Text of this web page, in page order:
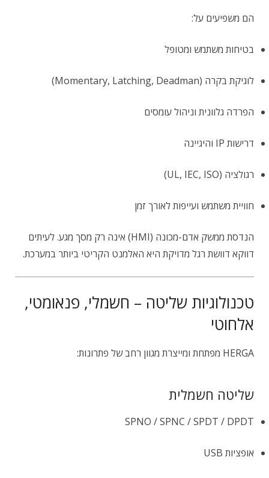
הם משפיעים על:
בטיחות משתמש ומטופל
לוגיקת בקרה (Momentary, Latching, Deadman)
הפרדה גלוונית וניהול עומסים
דרישות IP והיגיינה
רגולציה (UL, IEC, ISO)
חוויית משתמש ועייפות לאורך זמן
הנדסת ממשק אדם-מכונה (HMI) אינה רק מסך מגע. לעיתים
דווקא דוושת רגל מדויקת היא האלמנט הקריטי ביותר במערכת.
טכנולוגיות שליטה – חשמלי, פנאומטי,
אלחוטי
HERGA מפתחת ומייצרת מגוון רחב של פתרונות:
שליטה חשמלית
SPNO / SPNC / SPDT / DPDT
אופציות USB